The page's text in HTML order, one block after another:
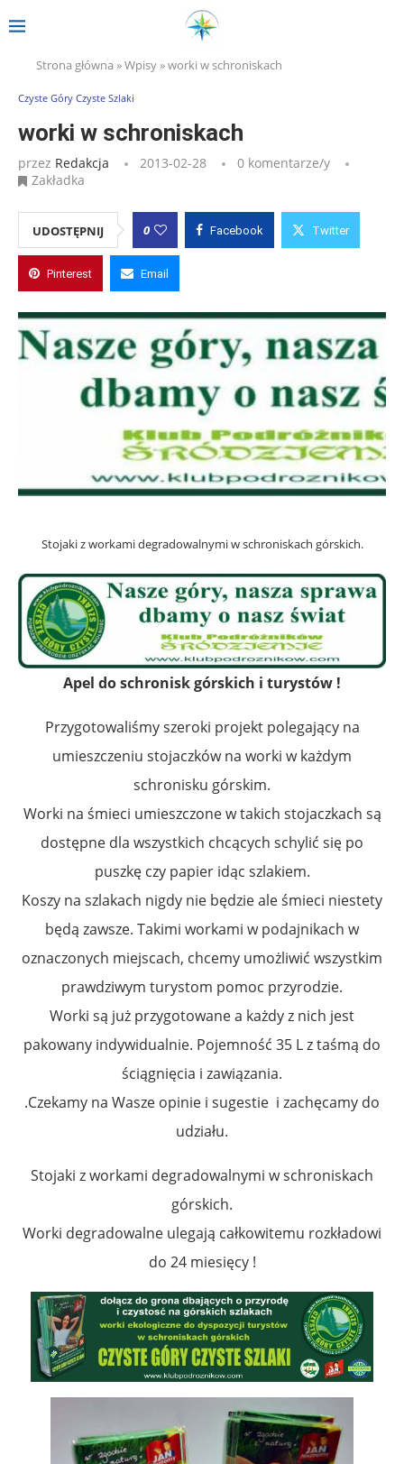
Strona główna »Wpisy»worki w schroniskach
Czyste Góry Czyste Szlaki
worki w schroniskach
przez Redakcja 2013-02-28
0 komentarze/y
Zakładka
UDOSTĘPNIJ 0 Facebook Twitter
Pinterest Email
Stojaki z workami degradowalnymi w schroniskach górskich.
Apel do schronisk górskich i turystów !
Przygotowaliśmy szeroki projekt polegający na
umieszczeniu stojaczków na worki w każdym
schronisku górskim.
Worki na śmieci umieszczone w takich stojaczkach są
dostępne dla wszystkich chcących schylić się po
puszkę czy papier idąc szlakiem.
Koszy na szlakach nigdy nie będzie ale śmieci niestety
będą zawsze. Takimi workami w podajnikach w
oznaczonych miejscach, chcemy umożliwić wszystkim
prawdziwym turystom pomoc przyrodzie.
Worki są już przygotowane a każdy z nich jest
pakowany indywidualnie. Pojemność 35 L z taśmą do
ściągnięcia i zawiązania.
.Czekamy na Wasze opinie i sugestie i zachęcamy do
udziału.
Stojaki z workami degradowalnymi w schroniskach
górskich.
Worki degradowalne ulegają całkowitemu rozkładowi
do 24 miesięcy !